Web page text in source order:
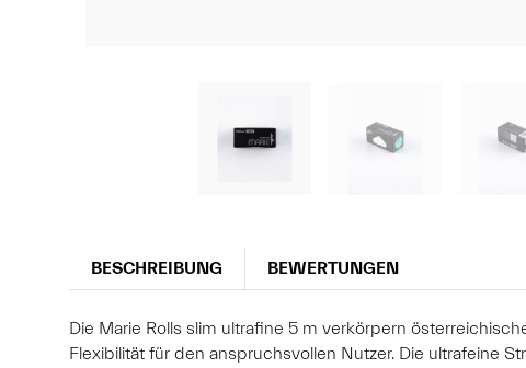
BESCHREIBUNG BEWERTUNGEN
Die Marie Rolls slim ultrafine 5 m verkörpern
Flexibilität für den anspruchsvollen Nutzer. Die ultrafeine